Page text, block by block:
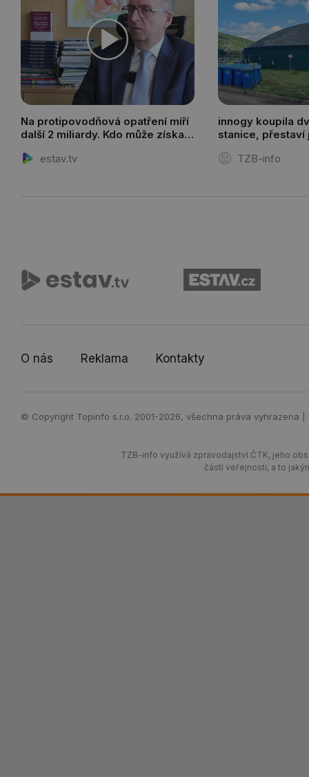
Na protipovodňová opatření míří
další 2 miliardy. Kdo může získat
estav.tv
innogy koupila
stanice, přestaví
TZB-info
O nás Reklama Kontakty
© Copyright Topinfo s.r.o. 2001-2026, všechna práva vyhrazena |
TZB-info využívá zpravodajství ČTK, jeho
části veřejnosti, a to